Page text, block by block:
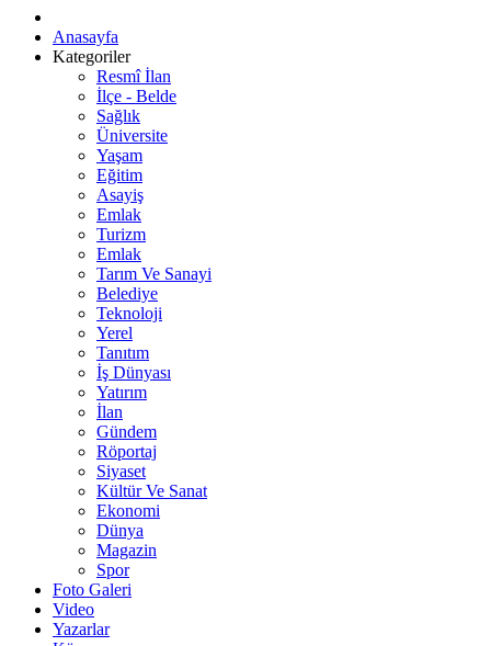
Anasayfa
Kategoriler
Resmî İlan
İlçe - Belde
Sağlık
Üniversite
Yaşam
Eğitim
Asayiş
Emlak
Turizm
Emlak
Tarım Ve Sanayi
Belediye
Teknoloji
Yerel
Tanıtım
İş Dünyası
Yatırım
İlan
Gündem
Röportaj
Siyaset
Kültür Ve Sanat
Ekonomi
Dünya
Magazin
Spor
Foto Galeri
Video
Yazarlar